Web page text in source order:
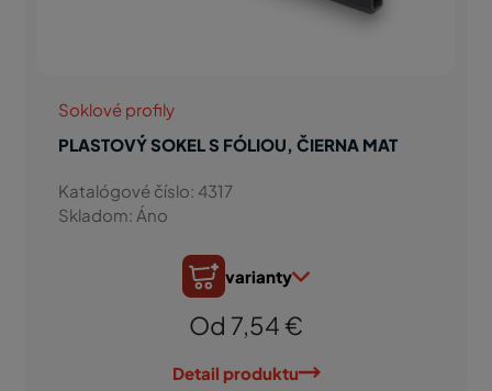
Soklové profily
PLASTOVÝ SOKEL S FÓLIOU, ČIERNA MAT
Katalógové číslo: 4317
Skladom: Áno
varianty
Od 7,54 €
Detail produktu